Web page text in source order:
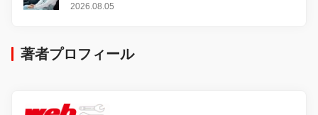
2026.08.05
著者プロフィール